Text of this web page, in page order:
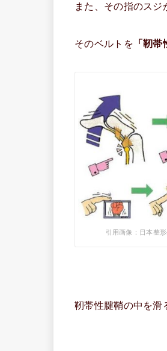
また、その指のスジ
そのベルトを 「靭
引用画像：日本整
靭帯性腱鞘の中を滑